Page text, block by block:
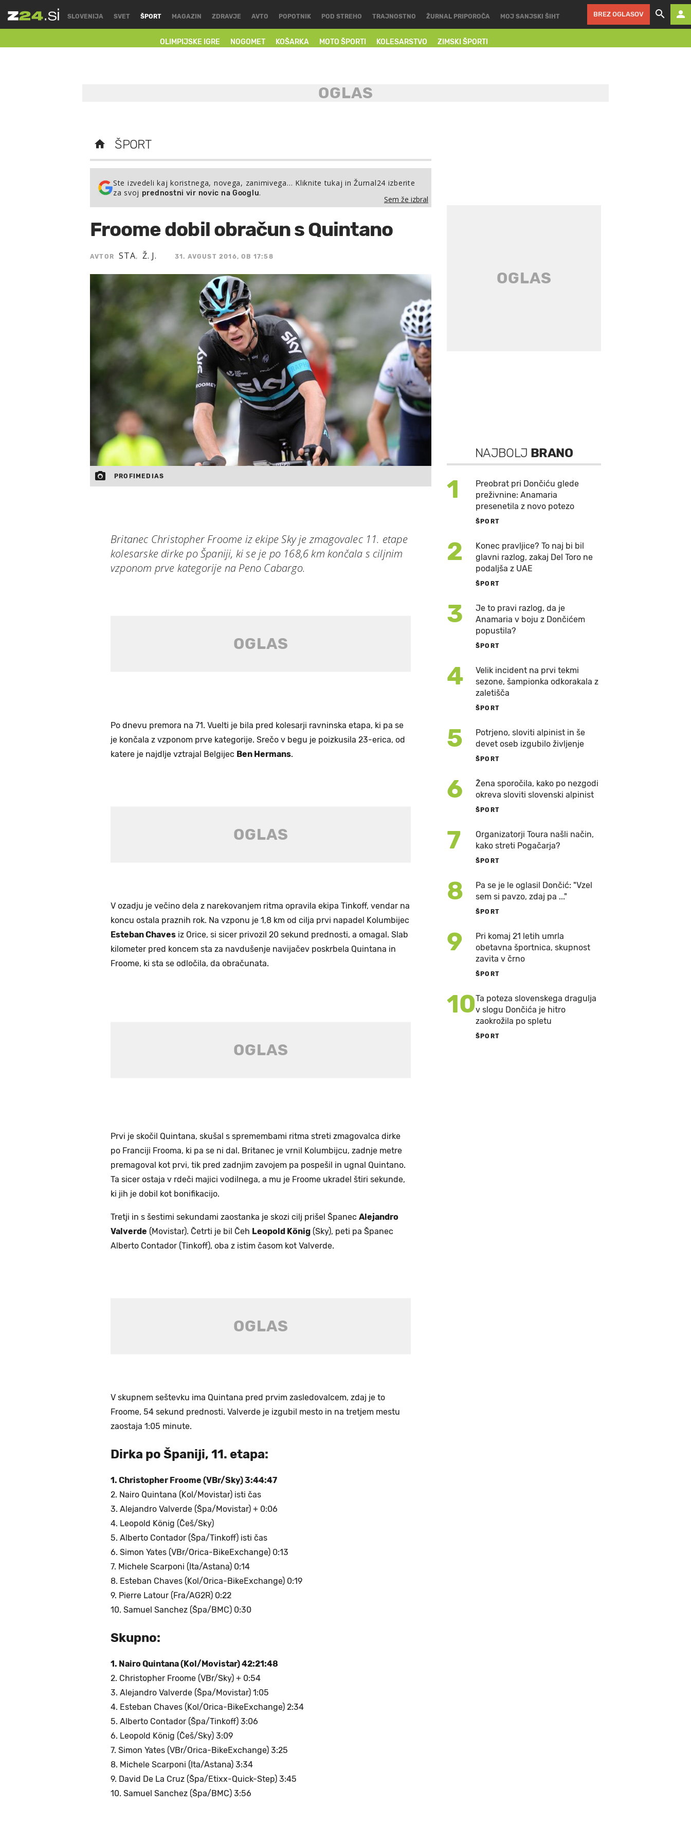
SLOVENIJA SVET ŠPORT
OLIMPIJSKE IGRE NOGOMET KOŠARKA MOTO ŠPORTI KOLESARSTVO ZIMSKI ŠPORTI
MAGAZIN ZDRAVJE AVTO POPOTNIK POD STREHO TRAJNOSTNO ŽURNAL PRIPOROČA MOJ SANJSKI ŠIHT BREZ OGLASOV
ŠPORT
Ste izvedeli kaj koristnega, novega, zanimivega… Kliknite tukaj in Žurnal24 izberite
za svoj prednostni vir novic na Googlu.
Sem že izbral
Froome dobil obračun s Quintano
AVTOR STA, Ž. J. 31. AVGUST 2016, OB 17:58
PROFIMEDIAS
Britanec Christopher Froome iz ekipe Sky je zmagovalec 11. etape
kolesarske dirke po Španiji, ki se je po 168,6 km končala s ciljnim
vzponom prve kategorije na Peno Cabargo.
Po dnevu premora na 71. Vuelti je bila pred kolesarji ravninska etapa, ki pa se
je končala z vzponom prve kategorije. Srečo v begu je poizkusila 23-erica, od
katere je najdlje vztrajal Belgijec Ben Hermans.
V ozadju je večino dela z narekovanjem ritma opravila ekipa Tinkoff, vendar na
koncu ostala praznih rok. Na vzponu je 1,8 km od cilja prvi napadel Kolumbijec
Esteban Chaves iz Orice, si sicer privozil 20 sekund prednosti, a omagal. Slab
kilometer pred koncem sta za navdušenje navijačev poskrbela Quintana in
Froome, ki sta se odločila, da obračunata.
Prvi je skočil Quintana, skušal s spremembami ritma streti zmagovalca dirke
po Franciji Frooma, ki pa se ni dal. Britanec je vrnil Kolumbijcu, zadnje metre
premagoval kot prvi, tik pred zadnjim zavojem pa pospešil in ugnal Quintano.
Ta sicer ostaja v rdeči majici vodilnega, a mu je Froome ukradel štiri sekunde,
ki jih je dobil kot bonifikacijo.
Tretji in s šestimi sekundami zaostanka je skozi cilj prišel Španec Alejandro
Valverde (Movistar). Četrti je bil Čeh Leopold König (Sky), peti pa Španec
Alberto Contador (Tinkoff), oba z istim časom kot Valverde.
V skupnem seštevku ima Quintana pred prvim zasledovalcem, zdaj je to
Froome, 54 sekund prednosti. Valverde je izgubil mesto in na tretjem mestu
zaostaja 1:05 minute.
Dirka po Španiji, 11. etapa:
1. Christopher Froome (VBr/Sky) 3:44:47
2. Nairo Quintana (Kol/Movistar) isti čas
3. Alejandro Valverde (Špa/Movistar) + 0:06
4. Leopold König (Češ/Sky)
5. Alberto Contador (Špa/Tinkoff) isti čas
6. Simon Yates (VBr/Orica-BikeExchange) 0:13
7. Michele Scarponi (Ita/Astana) 0:14
8. Esteban Chaves (Kol/Orica-BikeExchange) 0:19
9. Pierre Latour (Fra/AG2R) 0:22
10. Samuel Sanchez (Špa/BMC) 0:30
Skupno:
1. Nairo Quintana (Kol/Movistar) 42:21:48
2. Christopher Froome (VBr/Sky) + 0:54
3. Alejandro Valverde (Špa/Movistar) 1:05
4. Esteban Chaves (Kol/Orica-BikeExchange) 2:34
5. Alberto Contador (Špa/Tinkoff) 3:06
6. Leopold König (Češ/Sky) 3:09
7. Simon Yates (VBr/Orica-BikeExchange) 3:25
8. Michele Scarponi (Ita/Astana) 3:34
9. David De La Cruz (Špa/Etixx-Quick-Step) 3:45
10. Samuel Sanchez (Špa/BMC) 3:56
NAJBOLJ BRANO
1
Preobrat pri Dončiću glede
preživnine: Anamaria
presenetila z novo potezo
ŠPORT
2
Konec pravljice? To naj bi bil
glavni razlog, zakaj Del Toro ne
podaljša z UAE
ŠPORT
3
Je to pravi razlog, da je
Anamaria v boju z Dončićem
popustila?
ŠPORT
4
Velik incident na prvi tekmi
sezone, šampionka odkorakala z
zaletišča
ŠPORT
5
Potrjeno, sloviti alpinist in še
devet oseb izgubilo življenje
ŠPORT
6
Žena sporočila, kako po nezgodi
okreva sloviti slovenski alpinist
ŠPORT
7
Organizatorji Toura našli način,
kako streti Pogačarja?
ŠPORT
8
Pa se je le oglasil Dončić: "Vzel
sem si pavzo, zdaj pa ..."
ŠPORT
9
Pri komaj 21 letih umrla
obetavna športnica, skupnost
zavita v črno
ŠPORT
10Ta poteza slovenskega dragulja
v slogu Dončića je hitro
zaokrožila po spletu
ŠPORT